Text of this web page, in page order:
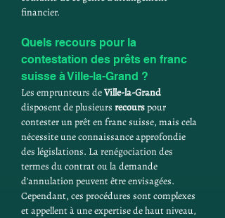
financier.
Quels recours pour la
contestation des prêts en franc
suisse à Ville-la-Grand ?
Les emprunteurs de Ville-la-Grand
disposent de plusieurs recours pour
contester un prêt en franc suisse, mais cela
nécessite une connaissance approfondie
des législations. La renégociation des
termes du contrat ou la demande
d'annulation peuvent être envisagées.
Cependant, ces procédures sont complexes
et appellent à une expertise de haut niveau,